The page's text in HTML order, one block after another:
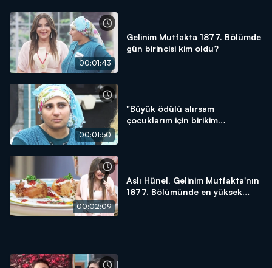
00:01:43
Gelinim Mutfakta 1877. Bölümde
gün birincisi kim oldu?
00:01:50
"Büyük ödülü alırsam
çocuklarım için birikim
00:02:09
Aslı Hünel, Gelinim Mutfakta'nın
1877. Bölümünde en yüksek